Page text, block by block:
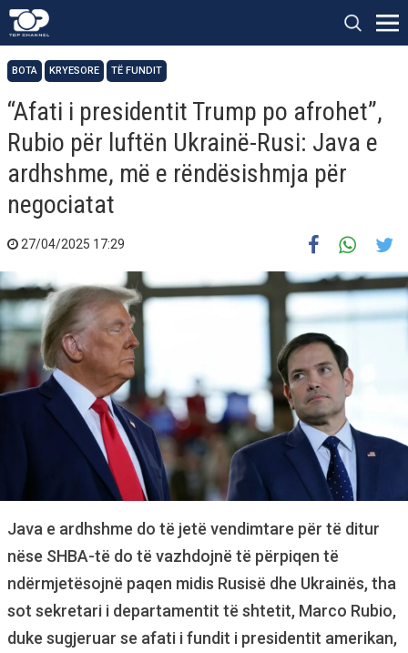
BOTA KRYESORE TË FUNDIT
“Afati i presidentit Trump po afrohet”,
Rubio për luftën Ukrainë-Rusi: Java e
ardhshme, më e rëndësishmja për
negociatat
27/04/2025 17:29
Java e ardhshme do të jetë vendimtare për të ditur
nëse SHBA-të do të vazhdojnë të përpiqen të
ndërmjetësojnë paqen midis Rusisë dhe Ukrainës, tha
sot sekretari i departamentit të shtetit, Marco Rubio,
duke sugjeruar se afati i fundit i presidentit amerikan,